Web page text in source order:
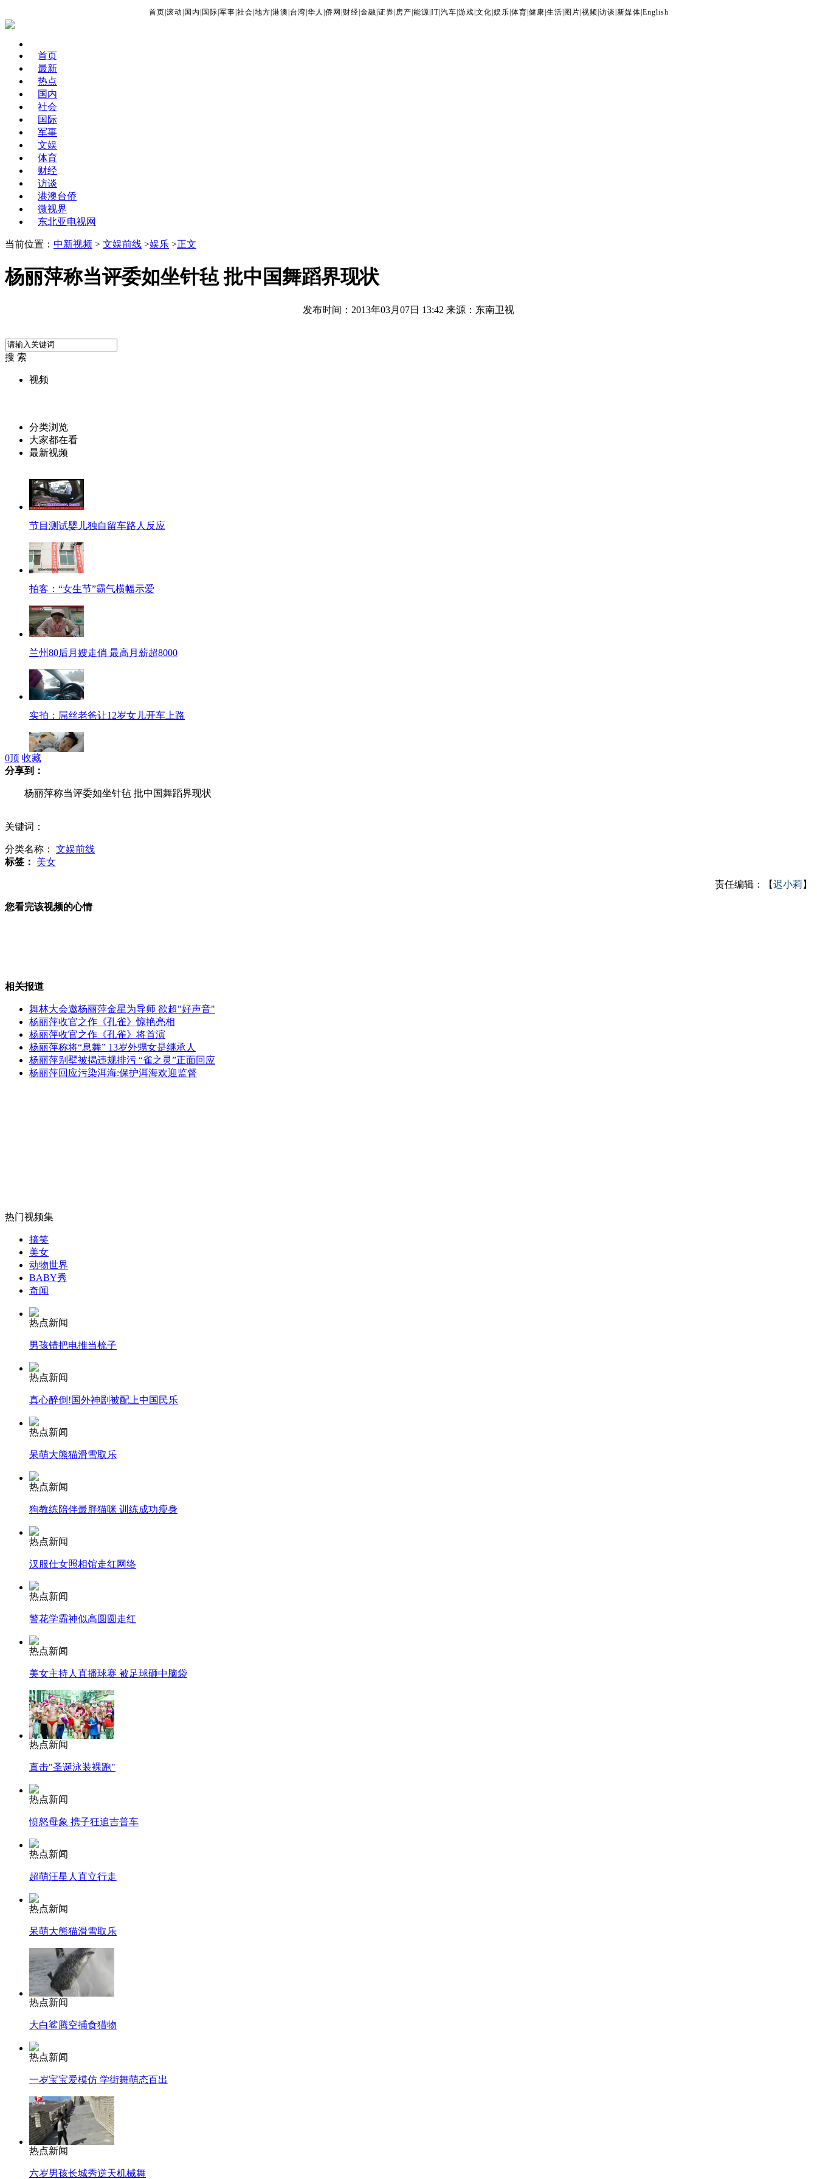
首页 滚动 国内 国际 军事 社会 地方 港澳 台湾 华人 侨网 财经 金融 证券 房产 能源 IT| 汽车 游戏 文化 娱乐 体育 健康 生活 图片 视频 访谈 新媒体 English
首页
最新
热点
国内
社会
国际
军事
文娱
体育
财经
访谈
港澳台侨
微视界
东北亚电视网
当前位置： 中新视频 > 文娱前线 >娱乐 >正文
杨丽萍称当评委如坐针毡 批中国舞蹈界现状
发布时间：2013年03月07日 13:42 来源：东南卫视
搜 索
视频
分类浏览
大家都在看
最新视频
节目测试婴儿独自留车路人反应
拍客：“女生节”霸气横幅示爱
兰州80后月嫂走俏 最高月薪超8000
实拍：屌丝老爸让12岁女儿开车上路
女孩突患重病 遭男友遗弃待救助
记者调查:美白面膜含荧光剂或致癌
沈阳遭遇年后最大浓雾
玉树州长：灾后重建总体质量没问题
无痛分娩是否安全 医生回应
外交部：反对强权政治霸凌主义
外交部：有关国家言论片面不公正
走！跟着总书记去植树
纽约上演“枕头大战”
司机酒驾遇交警 急速倒车逃窜
0顶 收藏
分享到：
杨丽萍称当评委如坐针毡 批中国舞蹈界现状
关键词：
分类名称： 文娱前线
标签：
美女
责任编辑：【迟小莉 】
您看完该视频的心情
相关报道
舞林大会邀杨丽萍金星为导师 欲超"好声音"
杨丽萍收官之作《孔雀》惊艳亮相
杨丽萍收官之作《孔雀》将首演
杨丽萍称将“息舞” 13岁外甥女是继承人
杨丽萍别墅被揭违规排污 “雀之灵”正面回应
杨丽萍回应污染洱海:保护洱海欢迎监督
热门视频集
搞笑
美女
动物世界
BABY秀
奇闻
热点新闻
男孩错把电推当梳子
热点新闻
真心醉倒!国外神剧被配上中国民乐
热点新闻
呆萌大熊猫滑雪取乐
热点新闻
狗教练陪伴最胖猫咪 训练成功瘦身
热点新闻
汉服仕女照相馆走红网络
热点新闻
警花学霸神似高圆圆走红
热点新闻
美女主持人直播球赛 被足球砸中脑袋
热点新闻
直击"圣诞泳装裸跑"
热点新闻
愤怒母象 携子狂追吉普车
热点新闻
超萌汪星人直立行走
热点新闻
呆萌大熊猫滑雪取乐
热点新闻
大白鲨腾空捕食猎物
热点新闻
一岁宝宝爱模仿 学街舞萌态百出
热点新闻
六岁男孩长城秀逆天机械舞